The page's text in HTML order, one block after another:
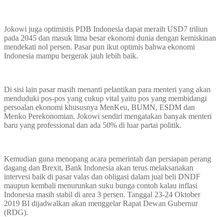
Jokowi juga optimistis PDB Indonesia dapat meraih USD7 triliun
pada 2045 dan masuk lima besar ekonomi dunia dengan kemiskinan
mendekati nol persen. Pasar pun ikut optimis bahwa ekonomi
Indonesia mampu bergerak jauh lebih baik.
Di sisi lain pasar masih menanti pelantikan para menteri yang akan
menduduki pos-pos yang cukup vital yaitu pos yang membidangi
persoalan ekonomi khususnya MenKeu, BUMN, ESDM dan
Menko Perekonomian. Jokowi sendiri mengatakan banyak menteri
baru yang professional dan ada 50% di luar partai politik.
Kemudian guna menopang acara pemerintah dan persiapan perang
dagang dan Brexit, Bank Indonesia akan terus melaksanakan
intervesi baik di pasar valas dan obligasi dalam jual beli DNDF
maupun kembali menurunkan suku bunga contoh kalau inflasi
Indonesia masih stabil di area 3 persen. Tanggal 23-24 Oktober
2019 BI dijadwalkan akan menggelar Rapat Dewan Gubernur
(RDG).